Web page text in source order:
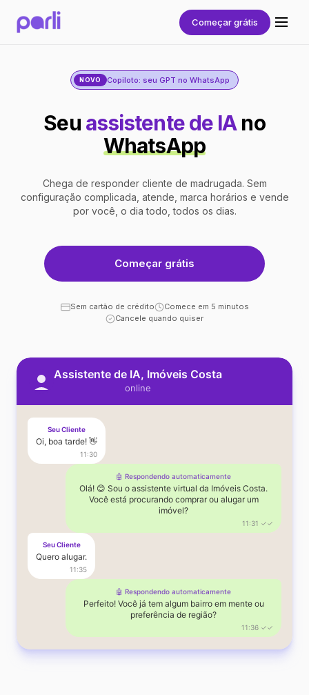
Começar grátis
NOVO Copiloto: seu GPT no WhatsApp
Seu assistente de IAno
WhatsApp
Chega de responder cliente de madrugada. Sem
configuração complicada, atende, marca horários e vende
por você, o dia todo, todos os dias.
Começar grátis
Sem cartão de crédito
Comece em 5 minutos
Cancele quando quiser
Assistente de IA, Imóveis Costa
online
Seu Cliente
Oi, boa tarde! 👋
11:30
🤖 Respondendo automaticamente
Olá! 😊 Sou o assistente virtual da Imóveis Costa.
Você está procurando comprar ou alugar um
imóvel?
11:31 ✓✓
Seu Cliente
Quero alugar.
11:35
🤖 Respondendo automaticamente
Perfeito! Você já tem algum bairro em mente ou
preferência de região?
11:36 ✓✓